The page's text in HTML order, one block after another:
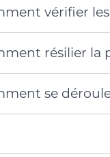
vérifier
résilier la
se